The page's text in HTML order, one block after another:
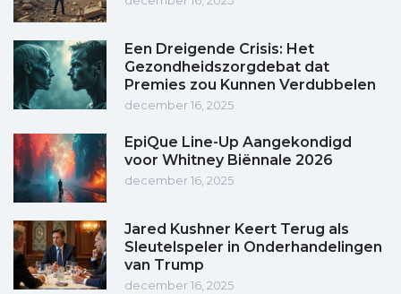
Een Dreigende Crisis: Het
Gezondheidszorgdebat dat
Premies zou Kunnen Verdubbelen
december 16, 2025
EpiQue Line-Up Aangekondigd
voor Whitney Biënnale 2026
december 16, 2025
Jared Kushner Keert Terug als
Sleutelspeler in Onderhandelingen
van Trump
december 16, 2025